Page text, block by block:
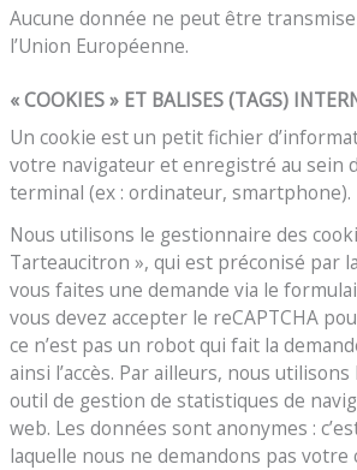
Aucune donnée ne peut être
l’Union Européenne.
« COOKIES » ET BALISES (TAGS)
Un cookie est un petit fichier
votre navigateur et enregistré au sein
terminal (ex : ordinateur, smartphone).
Nous utilisons le gestionnaire des
Tarteaucitron », qui est préconisé par
vous faites une demande via le
vous devez accepter le reCAPTCHA
ce n’est pas un robot qui fait la
ainsi l’accès. Par ailleurs, nous
outil de gestion de statistiques de
web. Les données sont anonymes :
laquelle nous ne demandons pas